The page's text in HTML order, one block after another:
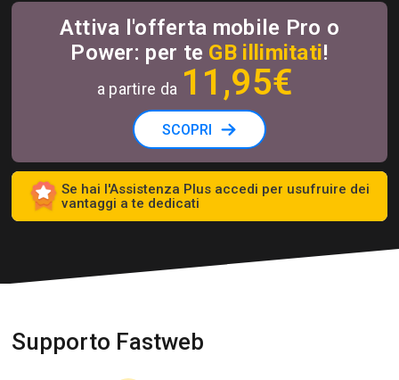
Attiva l'offerta mobile Pro o
Power: per te GB illimitati!
a partire da 11 ,95€
SCOPRI
Se hai l'Assistenza Plus accedi per usufruire dei
vantaggi a te dedicati
Supporto Fastweb